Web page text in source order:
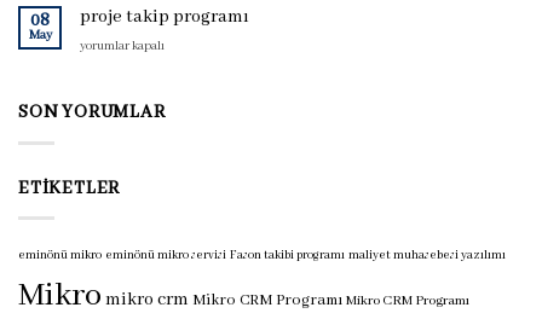
programı
için
08
May
proje takip programı
proje
için
yorumlar kapalı
SON YORUMLAR
ETIKETLER
eminönü mikro eminönü mikro servisi Fason takibi programı maliyet muhasebesi yazılımı
Mikro mikro crm Mikro CRM Programı Mikro CRM Programı